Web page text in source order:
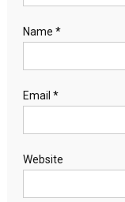
Name *
Email *
Website